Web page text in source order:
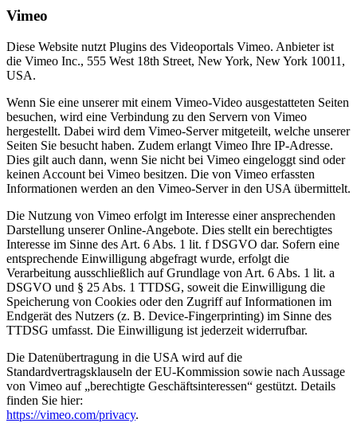
Vimeo
Diese Website nutzt Plugins des Videoportals Vimeo. Anbieter ist
die Vimeo Inc., 555 West 18th Street, New York, New York 10011,
USA.
Wenn Sie eine unserer mit einem Vimeo-Video ausgestatteten Seiten
besuchen, wird eine Verbindung zu den Servern von Vimeo
hergestellt. Dabei wird dem Vimeo-Server mitgeteilt, welche unserer
Seiten Sie besucht haben. Zudem erlangt Vimeo Ihre IP-Adresse.
Dies gilt auch dann, wenn Sie nicht bei Vimeo eingeloggt sind oder
keinen Account bei Vimeo besitzen. Die von Vimeo erfassten
Informationen werden an den Vimeo-Server in den USA übermittelt.
Die Nutzung von Vimeo erfolgt im Interesse einer ansprechenden
Darstellung unserer Online-Angebote. Dies stellt ein berechtigtes
Interesse im Sinne des Art. 6 Abs. 1 lit. f DSGVO dar. Sofern eine
entsprechende Einwilligung abgefragt wurde, erfolgt die
Verarbeitung ausschließlich auf Grundlage von Art. 6 Abs. 1 lit. a
DSGVO und § 25 Abs. 1 TTDSG, soweit die Einwilligung die
Speicherung von Cookies oder den Zugriff auf Informationen im
Endgerät des Nutzers (z. B. Device-Fingerprinting) im Sinne des
TTDSG umfasst. Die Einwilligung ist jederzeit widerrufbar.
Die Datenübertragung in die USA wird auf die
Standardvertragsklauseln der EU-Kommission sowie nach Aussage
von Vimeo auf „berechtigte Geschäftsinteressen“ gestützt. Details
finden Sie hier:
https://vimeo.com/privacy.